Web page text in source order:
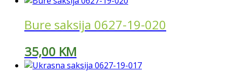
Bure saksija 0627-19-020
35,00 KM